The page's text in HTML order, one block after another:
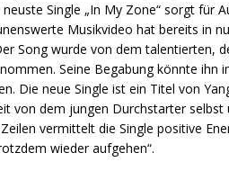
Single „In My Zone“ sorgt für
Musikvideo hat bereits in
Song wurde von dem talentierten,
Seine Begabung könnte ihn
Die neue Single ist ein Titel von
von dem jungen Durchstarter
vermittelt die Single positive
wieder aufgehen“.